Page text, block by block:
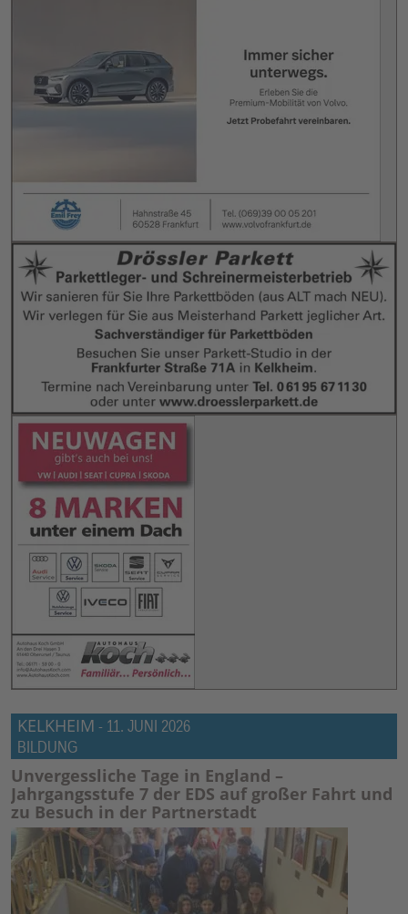
KELKHEIM - 11. JUNI 2026
BILDUNG
Unvergessliche Tage in England –
Jahrgangsstufe 7 der EDS auf großer Fahrt und
zu Besuch in der Partnerstadt